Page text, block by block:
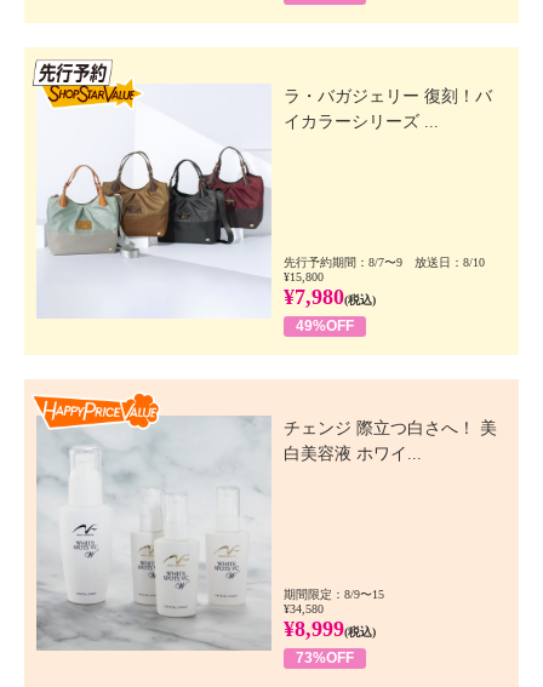
ラ・バガジェリー 復刻！バ
イカラーシリーズ ...
先行予約期間：8/7〜9 放送日：8/10
¥15,800
¥7,980(税込)
49%OFF
チェンジ 際立つ白さへ！ 美
白美容液 ホワイ...
期間限定：8/9〜15
¥34,580
¥8,999(税込)
73%OFF